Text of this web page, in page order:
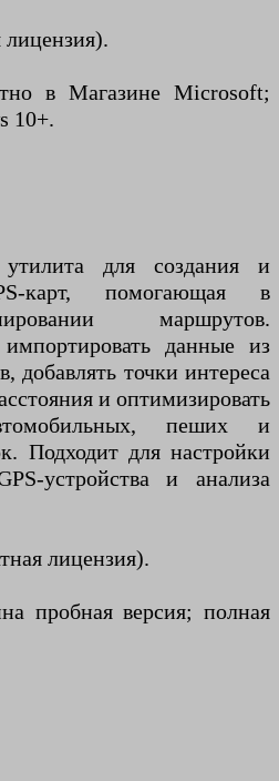
лицензия).
в Магазине Microsoft;
10+.
для создания и
карт, помогающая в
маршрутов.
данные из
добавлять точки интереса
и оптимизировать
пеших и
Подходит для настройки
устройства и анализа
лицензия).
пробная версия; полная